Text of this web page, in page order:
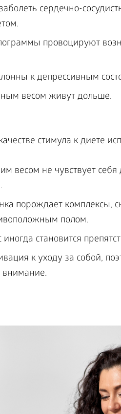
сердечно-
провоцируют
к депрессивным
весом живут дольше.
стимула к диете
весом не чувствует
порождает комплексы,
полом.
становится
к уходу за собой,